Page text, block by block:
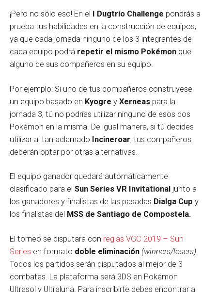
¡Pero no sólo eso! En el I Dugtrio Challenge pondrás a
prueba tus habilidades en la construcción de equipos,
ya que cada jornada ninguno de los 3 integrantes de
cada equipo podrá repetir el mismo Pokémon que
alguno de sus compañeros en su equipo.
Por ejemplo: Si uno de tus compañeros construyese
un equipo basado en Kyogre y Xerneas para la
jornada 3, tú no podrías utilizar ninguno de esos dos
Pokémon en la misma. De igual manera, si tú decides
utilizar al tan aclamado Incineroar, tus compañeros
deberán optar por otras alternativas.
El equipo ganador quedará automáticamente
clasificado para el Sun Series VR Invitational junto a
los ganadores y finalistas de las pasadas Dialga Cup y
los finalistas del MSS de Santiago de Compostela.
El torneo se disputará con reglas VGC 2019 – Sun
Series en formato doble eliminación (winners/losers).
Todos los partidos serán disputados al mejor de 3
combates. La plataforma será 3DS en Pokémon
Ultrasol y Ultraluna. Para inscribirte debes encontrar a